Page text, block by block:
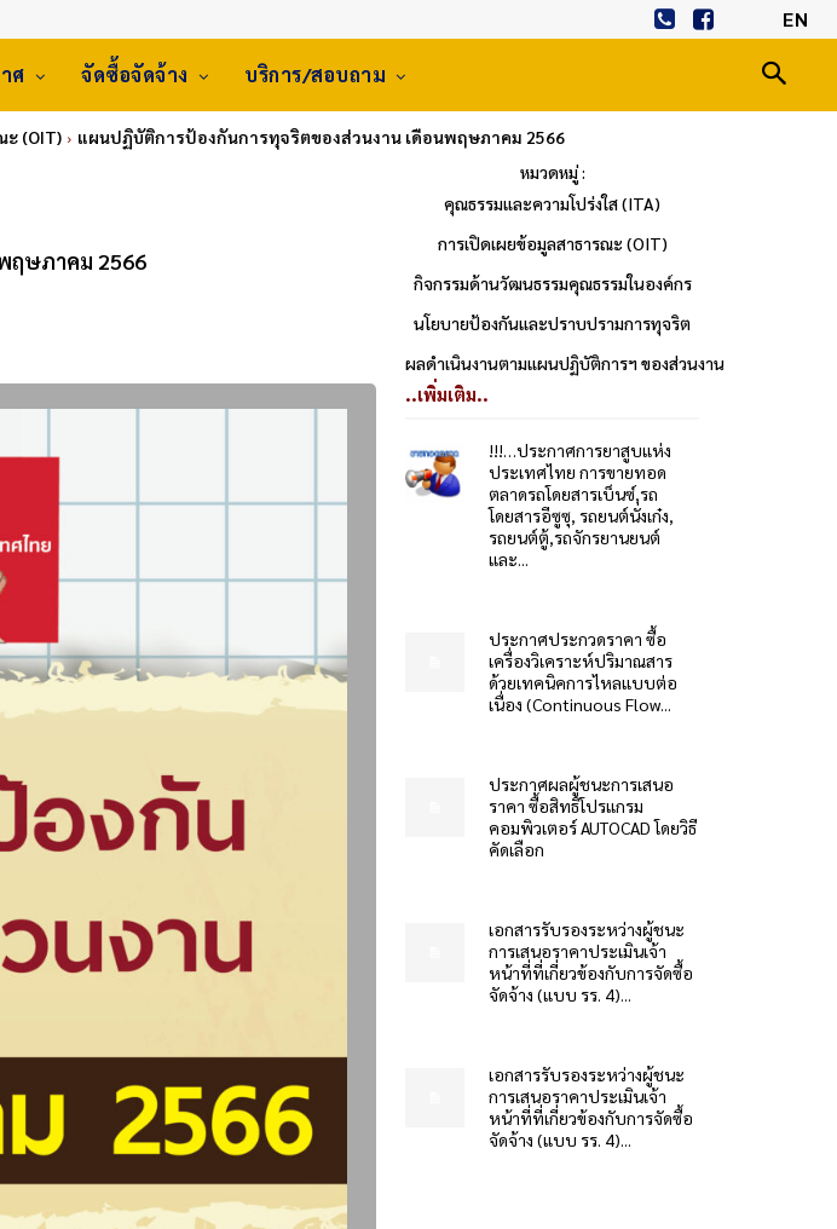
EN
ศ จัดซื้อจัดจ้าง บริการ/สอบถาม
(OIT) แผนปฏิบัติการป้องกันการทุจริตของส่วนงาน เดือนพฤษภาคม 2566
ฤษภาคม 2566
หมวดหมู่ :
คุณธรรมและความโปร่งใส (ITA)
การเปิดเผยข้อมูลสาธารณะ (OIT)
กิจกรรมด้านวัฒนธรรมคุณธรรมในองค์กร
นโยบายป้องกันและปราบปรามการทุจริต
ผลดำเนินงานตามแผนปฏิบัติการฯ ของส่วนงาน
..เพิ่มเติม..
!!!…ประกาศการยาสูบแห่ง
ประเทศไทย การขายทอด
ตลาดรถโดยสารเบ็นซ์,รถ
โดยสารอีซูซุ, รถยนต์นั่งเก๋ง,
รถยนต์ตู้,รถจักรยานยนต์
และ...
ประกาศประกวดราคา ซื้อ
เครื่องวิเคราะห์ปริมาณสาร
ด้วยเทคนิคการไหลแบบต่อ
เนื่อง (Continuous Flow...
ประกาศผลผู้ชนะการเสนอ
ราคา ซื้อสิทธิโปรแกรม
คอมพิวเตอร์ AUTOCAD โดยวิธี
คัดเลือก
เอกสารรับรองระหว่างผู้ชนะ
การเสนอราคาประเมินเจ้า
หน้าที่ที่เกี่ยวข้องกับการจัดซื้อ
จัดจ้าง (แบบ รร. 4)...
เอกสารรับรองระหว่างผู้ชนะ
การเสนอราคาประเมินเจ้า
หน้าที่ที่เกี่ยวข้องกับการจัดซื้อ
จัดจ้าง (แบบ รร. 4)...